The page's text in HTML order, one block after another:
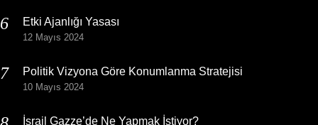
Etki Ajanlığı Yasası
12 Mayıs 2024
Politik Vizyona Göre Konumlanma Stratejisi
10 Mayıs 2024
İsrail Gazze’de Ne Yapmak İstiyor?